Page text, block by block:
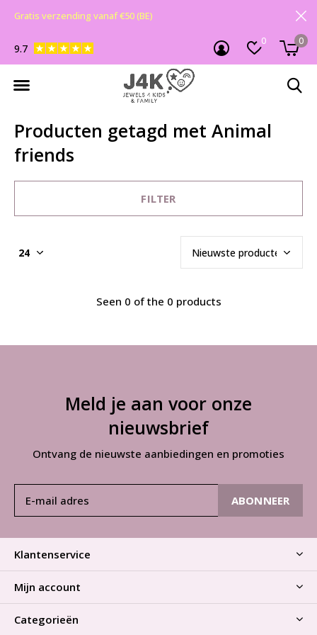
0 0
9.7
Gratis verzending vanaf €50 (BE)
Producten getagd met Animal
friends
FILTER
Seen 0 of the 0 products
Meld je aan voor onze
nieuwsbrief
Ontvang de nieuwste aanbiedingen en promoties
ABONNEER
Klantenservice
Mijn account
Categorieën